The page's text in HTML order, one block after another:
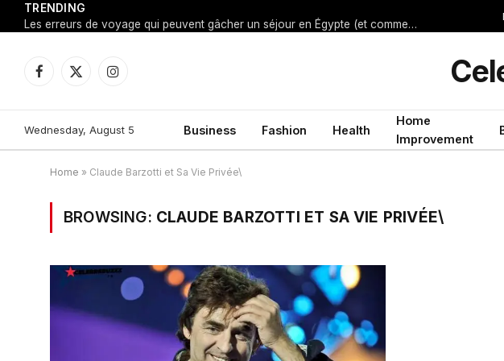
TRENDING
Les erreurs de voyage qui peuvent gâcher un séjour en Égypte (et comment les éviter)
Facebook
X
Instagram
Wednesday, August 5 Business Fashion Health
Home
Improvement
Home » Claude Barzotti et Sa Vie Privée\
BROWSING: CLAUDE BARZOTTI ET SA VIE PRIVÉE\